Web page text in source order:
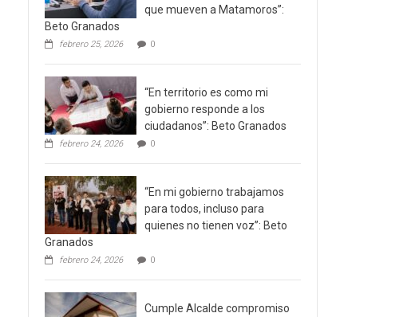
que mueven a Matamoros”:
Beto Granados
febrero 25, 2026 0
“En territorio es como mi
gobierno responde a los
ciudadanos”: Beto Granados
febrero 24, 2026 0
“En mi gobierno trabajamos
para todos, incluso para
quienes no tienen voz”: Beto
Granados
febrero 24, 2026 0
Cumple Alcalde compromiso